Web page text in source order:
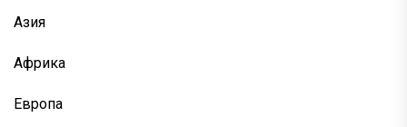
Азия
Африка
Европа